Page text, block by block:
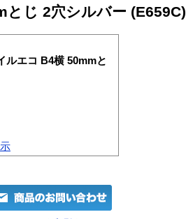
じ 2穴シルバー (E659C)
ルエコ B4横 50mmと